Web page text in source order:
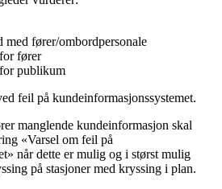
med fører/ombordpersonale
fører
publikum
feil på kundeinformasjonssystemet.
manglende kundeinformasjon skal
«Varsel om feil på
når dette er mulig og i størst mulig
på stasjoner med kryssing i plan.